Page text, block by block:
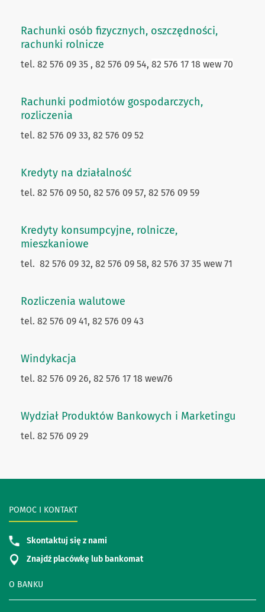
Rachunki osób fizycznych, oszczędności,
rachunki rolnicze
tel. 82 576 09 35 , 82 576 09 54, 82 576 17 18 wew 70
Rachunki podmiotów gospodarczych,
rozliczenia
tel. 82 576 09 33, 82 576 09 52
Kredyty na działalność
tel. 82 576 09 50, 82 576 09 57, 82 576 09 59
Kredyty konsumpcyjne, rolnicze,
mieszkaniowe
tel. 82 576 09 32, 82 576 09 58, 82 576 37 35 wew 71
Rozliczenia walutowe
tel. 82 576 09 41, 82 576 09 43
Windykacja
tel. 82 576 09 26, 82 576 17 18 wew76
Wydział Produktów Bankowych i Marketingu
tel. 82 576 09 29
O BANKU
POMOC I KONTAKT
Skontaktuj się z nami
Znajdź placówkę lub bankomat